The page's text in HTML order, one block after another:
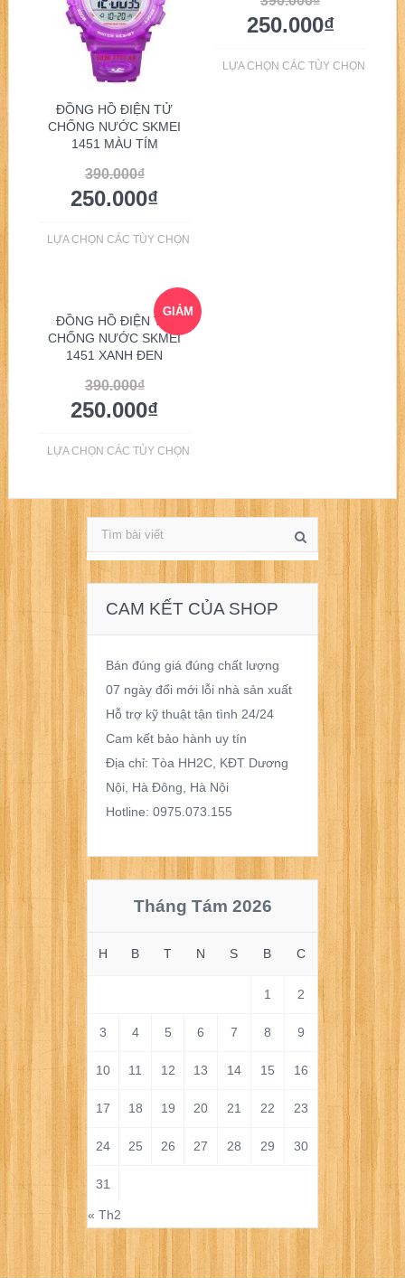
ĐỒNG HỒ ĐIỆN TỬ
CHỐNG NƯỚC SKMEI
1451 MÀU TÍM
390.000₫
250.000₫
LỰA CHỌN CÁC TÙY CHỌN
250.000₫
LỰA CHỌN CÁC TÙY CHỌN
GIẢM
ĐỒNG HỒ ĐIỆN TỬ
CHỐNG NƯỚC SKMEI
1451 XANH ĐEN
390.000₫
250.000₫
LỰA CHỌN CÁC TÙY CHỌN
CAM KẾT CỦA SHOP
Bán đúng giá đúng chất lượng
07 ngày đổi mới lỗi nhà sản xuất
Hỗ trợ kỹ thuật tận tình 24/24
Cam kết bảo hành uy tín
Địa chỉ: Tòa HH2C, KĐT Dương
Nội, Hà Đông, Hà Nội
Hotline: 0975.073.155
Tháng Tám 2026
H B T N S B C
1 2
3 4 5 6 7 8 9
10 11 12 13 14 15 16
17 18 19 20 21 22 23
24 25 26 27 28 29 30
31
« Th2